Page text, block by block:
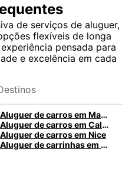
de serviços de aluguer,
flexíveis de longa
pensada para
e excelência em cada
Aluguer de carros em Madrid
Aluguer de carros em Caldas da Rainha
Aluguer de carros em Nice
Aluguer de carrinhas em Santa Maria da Feira